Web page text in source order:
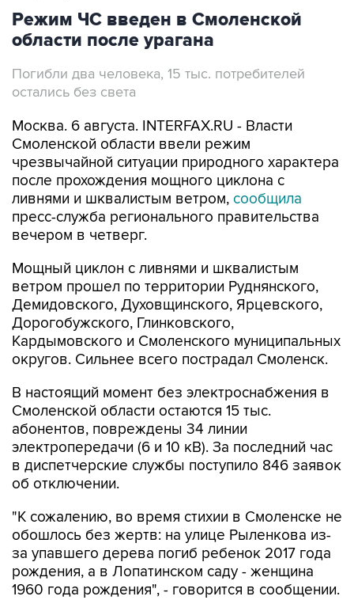
Режим ЧС введен в Смоленской
области после урагана
Погибли два человека, 15 тыс. потребителей
остались без света
Москва. 6 августа. INTERFAX.RU - Власти
Смоленской области ввели режим
чрезвычайной ситуации природного характера
после прохождения мощного циклона с
ливнями и шквалистым ветром, сообщила
пресс-служба регионального правительства
вечером в четверг.
Мощный циклон с ливнями и шквалистым
ветром прошел по территории Руднянского,
Демидовского, Духовщинского, Ярцевского,
Дорогобужского, Глинковского,
Кардымовского и Смоленского муниципальных
округов. Сильнее всего пострадал Смоленск.
В настоящий момент без электроснабжения в
Смоленской области остаются 15 тыс.
абонентов, повреждены 34 линии
электропередачи (6 и 10 кВ). За последний час
в диспетчерские службы поступило 846 заявок
об отключении.
"К сожалению, во время стихии в Смоленске не
обошлось без жертв: на улице Рыленкова из-
за упавшего дерева погиб ребенок 2017 года
рождения, а в Лопатинском саду - женщина
1960 года рождения", - говорится в сообщении.